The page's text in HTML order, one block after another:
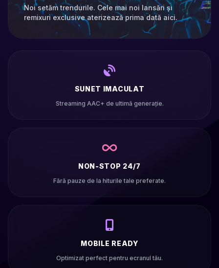
Noi setăm trendurile. Cele mai noi lansări și
remixuri exclusive aterizează prima dată aici.
SUNET IMACULAT
Streaming AAC+ de ultimă generație.
NON-STOP 24/7
Fără pauze de la hiturile tale preferate.
MOBILE READY
Optimizat perfect pentru ecranul tău.